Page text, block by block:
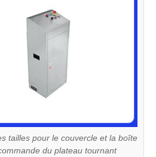
tailles pour le couvercle et la boîte
du plateau tournant